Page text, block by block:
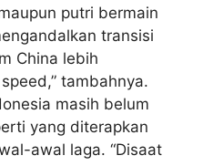
putri bermain
transisi
China lebih
tambahnya.
masih belum
yang diterapkan
awal laga. “Disaat